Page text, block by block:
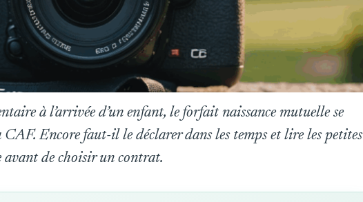
à l’arrivée d’un enfant, le forfait naissance mutuelle se
Encore faut-il le déclarer dans les temps et lire les petites
avant de choisir un contrat.